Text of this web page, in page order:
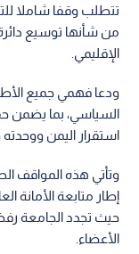
تتطلب وقفا شاملا
من شأنها توسيع
الإقليمي.
ودعا فهمي جميع
السياسي، بما يضمن
استقرار اليمن
وتأتي هذه المواقف
إطار متابعة الأمانة
حيث تجدد الجامعة
الأعضاء.